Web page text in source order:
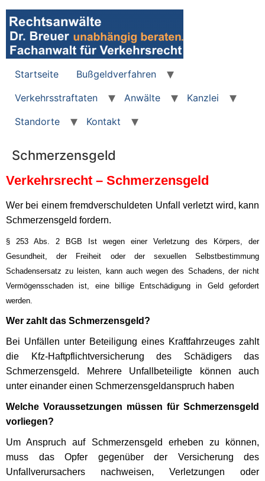
Zum
Inhalt
wechseln
Startseite
Bußgeldverfahren
Verkehrsstraftaten
Anwälte
Kanzlei
Standorte
Kontakt
Schmerzensgeld
Verkehrsrecht – Schmerzensgeld
Wer bei einem fremdverschuldeten Unfall verletzt wird, kann
Schmerzensgeld fordern.
§ 253 Abs. 2 BGB Ist wegen einer Verletzung des Körpers, der
Gesundheit, der Freiheit oder der sexuellen Selbstbestimmung
Schadensersatz zu leisten, kann auch wegen des Schadens, der nicht
Vermögensschaden ist, eine billige Entschädigung in Geld gefordert
werden.
Wer zahlt das Schmerzensgeld?
Bei Unfällen unter Beteiligung eines Kraftfahrzeuges zahlt
die Kfz-Haftpflichtversicherung des Schädigers das
Schmerzensgeld. Mehrere Unfallbeteiligte können auch
unter einander einen Schmerzensgeldanspruch haben
Welche Voraussetzungen müssen für Schmerzensgeld
vorliegen?
Um Anspruch auf Schmerzensgeld erheben zu können,
muss das Opfer gegenüber der Versicherung des
Unfallverursachers nachweisen, Verletzungen oder